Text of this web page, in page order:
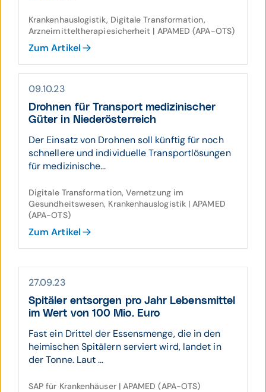
Krankenhauslogistik, Digitale Transformation,
Arzneimitteltherapiesicherheit | APAMED (APA-OTS)
Zum Artikel
09.10.23
Drohnen für Trans­port medizi­nischer
Güter in Nieder­öster­reich
Der Einsatz von Drohnen soll künftig für noch
schnellere und individuelle Transportlösungen
für medizinische...
Digitale Transformation, Vernetzung im
Gesundheitswesen, Krankenhauslogistik | APAMED
(APA-OTS)
Zum Artikel
27.09.23
Spitäler ent­sorgen pro Jahr Lebens­mit­tel
im Wert von 100 Mio. Euro
Fast ein Drittel der Essensmenge, die in den
heimischen Spitälern serviert wird, landet in
der Tonne. Laut ...
SAP für Krankenhäuser | APAMED (APA-OTS)